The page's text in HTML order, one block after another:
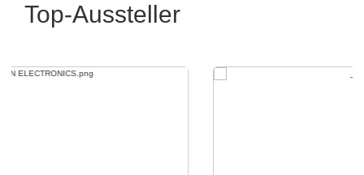
Top-Aussteller